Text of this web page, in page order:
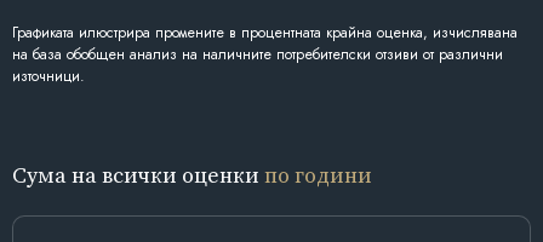
Графиката илюстрира промените в процентната крайна оценка, изчислявана
на база обобщен анализ на наличните потребителски отзиви от различни
източници.
Сума на всички оценки по години